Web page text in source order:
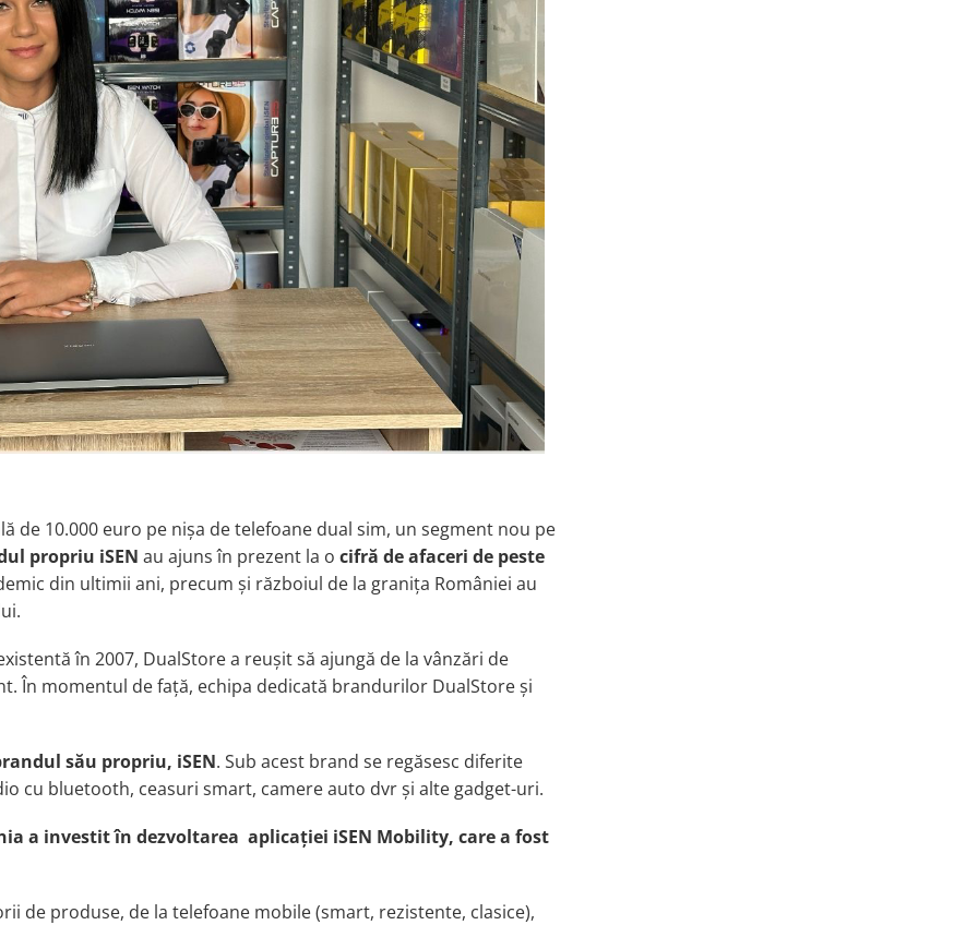
de 10.000 euro pe nișa de telefoane dual sim, un segment nou pe
propriu iSEN au ajuns în prezent la o cifră de afaceri de peste
din ultimii ani, precum și războiul de la granița României au
ă în 2007, DualStore a reușit să ajungă de la vânzări de
. În momentul de față, echipa dedicată brandurilor DualStore și
său propriu, iSEN. Sub acest brand se regăsesc diferite
cu bluetooth, ceasuri smart, camere auto dvrși alte gadget-uri.
a investit în dezvoltarea aplicației iSEN Mobility, care a fost
de produse, de la telefoane mobile (smart, rezistente, clasice),